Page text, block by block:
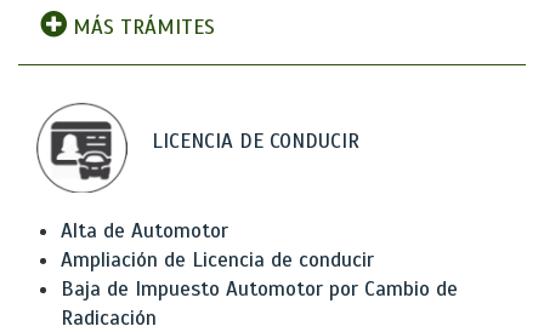
MÁS TRÁMITES
LICENCIA DE CONDUCIR
Alta de Automotor
Ampliación de Licencia de conducir
Baja de Impuesto Automotor por Cambio de
Radicación